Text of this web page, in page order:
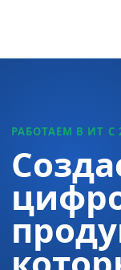
РАБОТАЕМ В ИТ С